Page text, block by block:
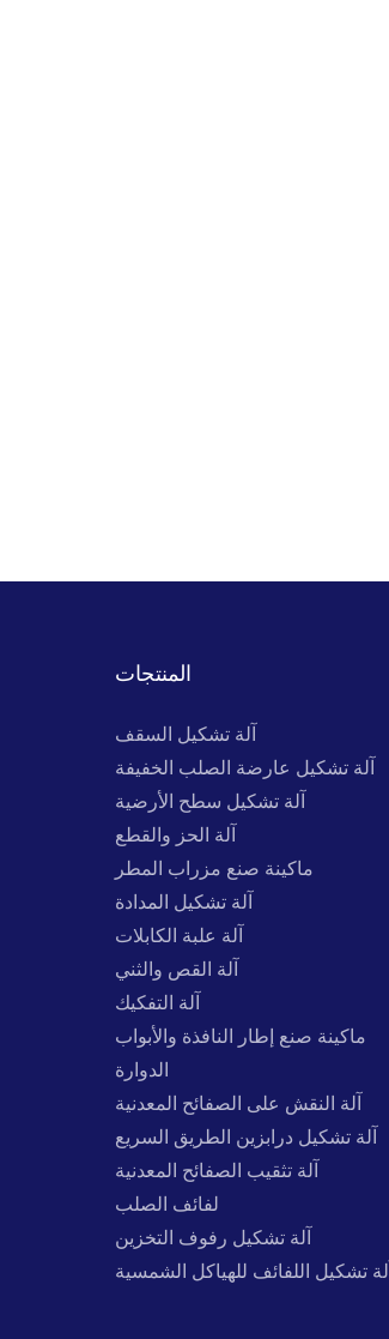
المنتجات
آلة تشكيل السقف
آلة تشكيل عارضة الصلب الخفيفة
آلة تشكيل سطح الأرضية
آلة الحز والقطع
ماكينة صنع مزراب المطر
آلة تشكيل المدادة
آلة علبة الكابلات
آلة القص والثني
آلة التفكيك
ماكينة صنع إطار النافذة والأبواب
الدوارة
آلة النقش على الصفائح المعدنية
آلة تشكيل درابزين الطريق السريع
آلة تثقيب الصفائح المعدنية
لفائف الصلب
آلة تشكيل رفوف التخزين
آلة تشكيل اللفائف للهياكل الشمسية